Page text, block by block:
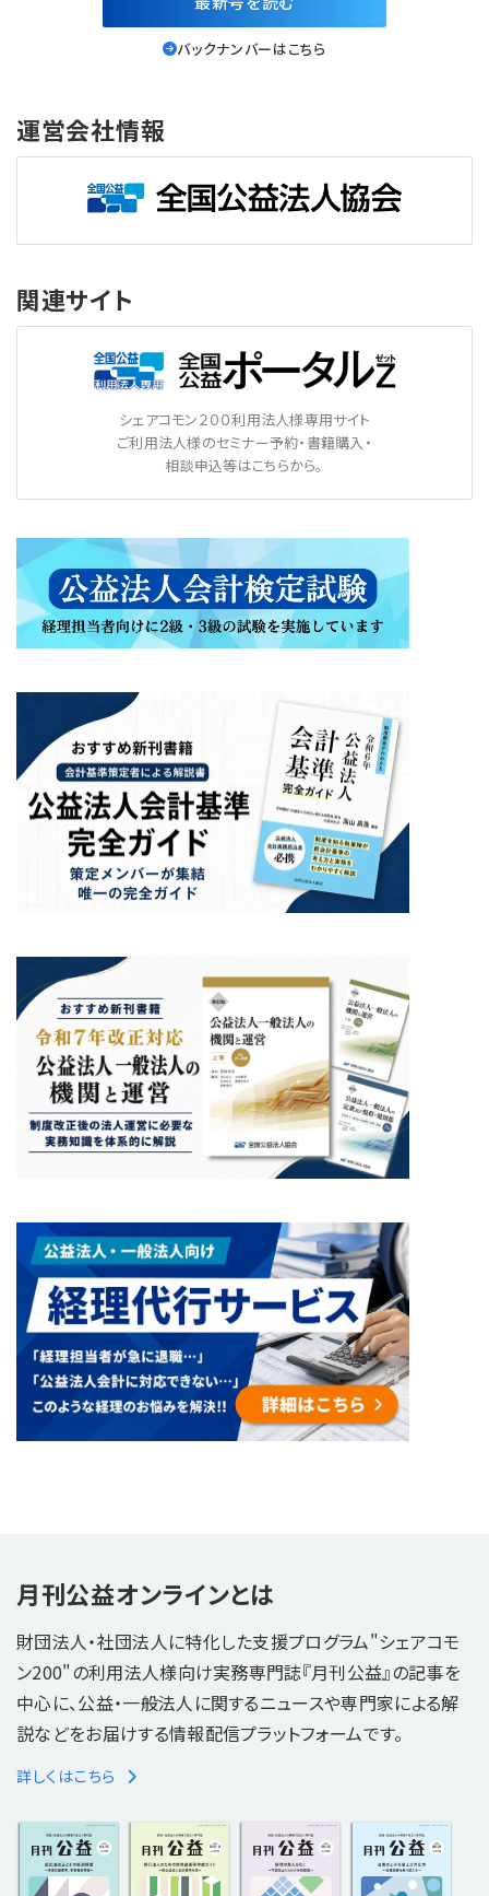
バックナンバーはこちら
運営会社情報
関連サイト
シェアコモン２００利用法人様専用サイト
ご利用法人様のセミナー予約・書籍購入・
相談申込等はこちらから。
月刊公益オンラインとは
財団法人・社団法人に特化した支援プログラム"シェアコモ
ン200"の利用法人様向け実務専門誌『月刊公益』の記事を
中心に、公益・一般法人に関するニュースや専門家による解
説などをお届けする情報配信プラットフォームです。
詳しくはこちら